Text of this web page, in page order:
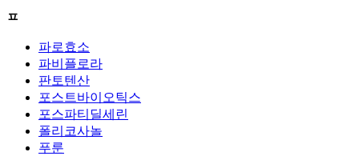
ㅍ
파로효소
파비플로라
판토텐산
포스트바이오틱스
포스파티딜세린
폴리코사놀
푸룬